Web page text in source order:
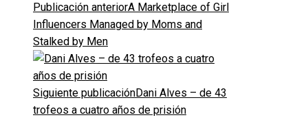
Publicación anteriorA Marketplace of Girl
Influencers Managed by Moms and
Stalked by Men
Siguiente publicaciónDani Alves – de 43
trofeos a cuatro años de prisión